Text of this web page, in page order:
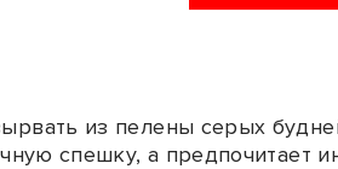
из пелены серых
спешку, а предпочитает